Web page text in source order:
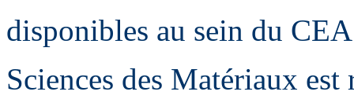
disponibles au sein du
Sciences des Matériaux